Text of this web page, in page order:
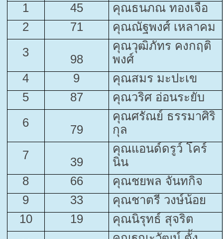
1
45
คุณธนภณ ทองเจือ
2
71
คุณณัฐพงศ์ เหลาคม
3
98
คุณวุฒิภัทร คงกฤติ
พงศ์
4
9
คุณสมร มะปะเข
5
87
คุณวริศ อ่อนระยับ
6
79
คุณศรัณย์ ธรรมาศิริ
กุล
7
39
คุณแอนด์ดรูว์ โคร์
นิน
8
66
คุณชยพล จันทกิจ
9
33
คุณชาตรี วงษ์น้อย
10
19
คุณนิรุทธ์ สุจริต